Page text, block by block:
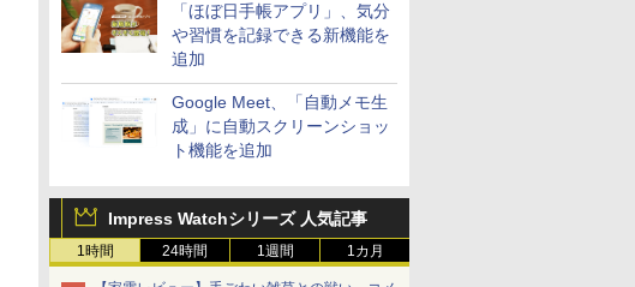
「ほぼ日手帳アプリ」、気分
や習慣を記録できる新機能を
追加
Google Meet、「自動メモ生
成」に自動スクリーンショッ
ト機能を追加
Impress Watchシリーズ 人気記事
1時間 24時間 1週間 1カ月